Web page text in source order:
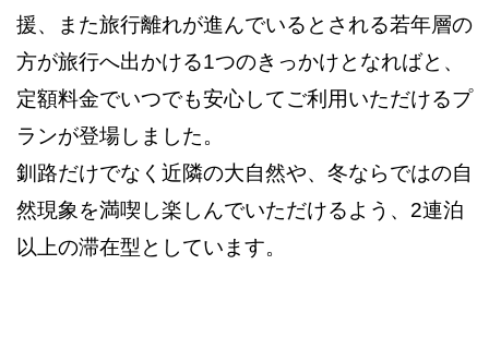
援、また旅行離れが進んでいるとされる若年層の
方が旅行へ出かける1つのきっかけとなればと、
定額料金でいつでも安心してご利用いただけるプ
ランが登場しました。
釧路だけでなく近隣の大自然や、冬ならではの自
然現象を満喫し楽しんでいただけるよう、2連泊
以上の滞在型としています。